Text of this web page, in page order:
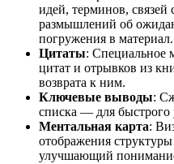
идей, терминов,
размышлений об
погружения в материал.
Цитаты: Специальное
цитат и отрывков из
возврата к ним.
Ключевые выводы:
списка — для быстрого
Ментальная карта:
отображения
улучшающий